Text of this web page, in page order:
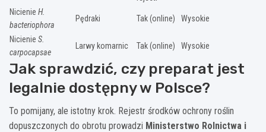
Nicienie H.
bacteriophora
Pędraki Tak (online) Wysokie
Nicienie S.
carpocapsae
Larwy komarnic Tak (online) Wysokie
Jak sprawdzić, czy preparat jest
legalnie dostępny w Polsce?
To pomijany, ale istotny krok. Rejestr środków ochrony roślin
dopuszczonych do obrotu prowadzi Ministerstwo Rolnictwa i